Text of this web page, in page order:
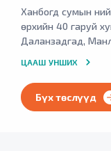
бичээсүүдийг
байрлуулах ажил
өрхийн 4987
шим болон хүнсний аюулгүй байдлыг нэмэгдүүлэхэд
эерэгээр нөлөөлсөн.
Ханбогд сумын
өрхийн 40 гаруй
Даланзадгад,
10 малчин тутмын
тусламж
малчдын 20 хувь
суудаг учраас
ЦААШ УНШИХ
Бүх төслүүд